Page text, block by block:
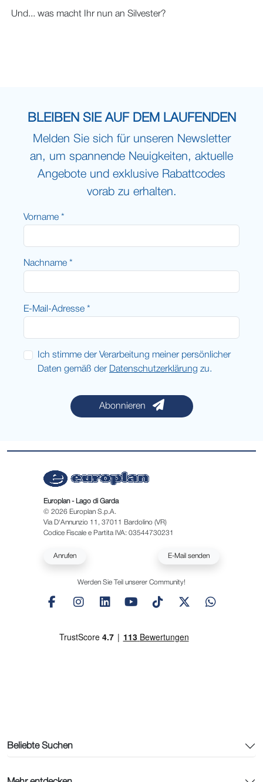
Und... was macht Ihr nun an Silvester?
BLEIBEN SIE AUF DEM LAUFENDEN
Melden Sie sich für unseren Newsletter
an, um spannende Neuigkeiten, aktuelle
Angebote und exklusive Rabattcodes
vorab zu erhalten.
Vorname *
Nachname *
E-Mail-Adresse *
Ich stimme der Verarbeitung meiner persönlicher
Daten gemäß der
Datenschutzerklärung zu.
Abonnieren
Beliebte Suchen
Europlan - Lago di Garda
© 2026 Europlan S.p.A.
Via D'Annunzio 11, 37011 Bardolino (VR)
Codice Fiscale e Partita IVA: 03544730231
Anrufen E-Mail senden
Werden Sie Teil unserer Community!